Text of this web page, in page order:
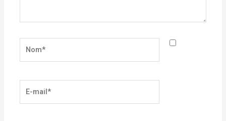
mail*